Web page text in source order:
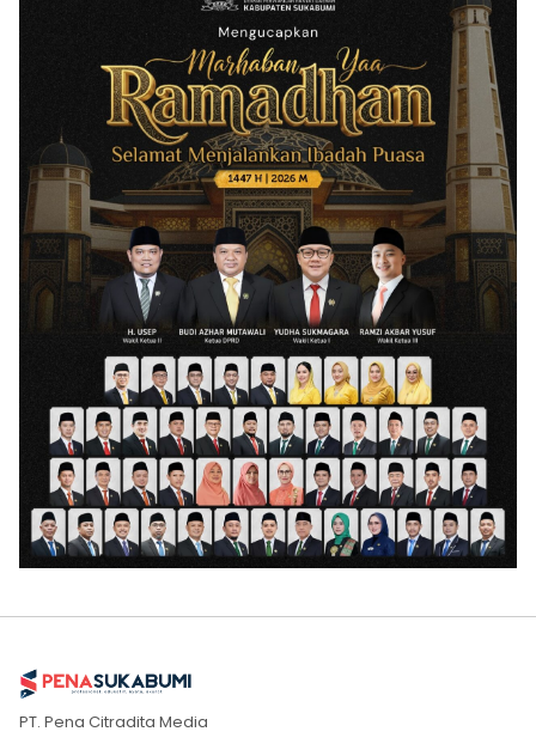
PT. Pena Citradita Media